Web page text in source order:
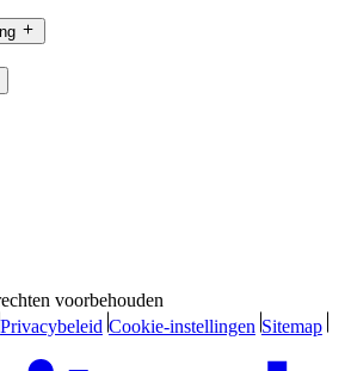
voorbehouden
Privacybeleid Cookie-instellingen Sitemap